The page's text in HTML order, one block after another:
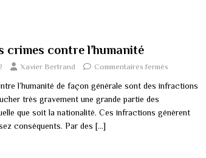
crimes contre l’humanité
Xavier Bertrand Commentaires fermés
l’humanité de façon générale sont des infractions
très gravement une grande partie des
que soit la nationalité. Ces infractions génèrent
conséquents. Par des […]